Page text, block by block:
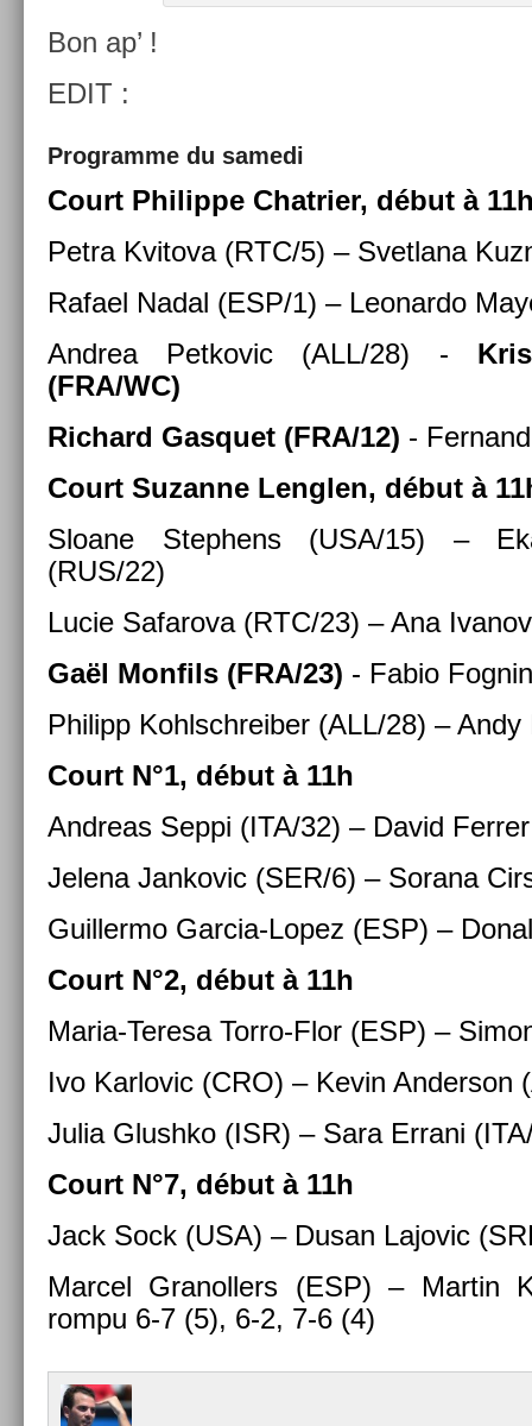
Bon ap’ !
EDIT :
Pro­gram­me du samedi
Court Philip­pe Chat­ri­er, début à
Petra Kvitova (RTC/5) – Svet­lana
Rafael Nadal (ESP/1) – Leonar­do
An­drea Pet­kovic (ALL/28) -
(FRA/WC)
Ric­hard Gas­quet (FRA/12) -
Court Suzan­ne Lengl­en, début à
Sloane Step­hens (USA/15) –
(RUS/22)
Lucie Safarova (RTC/23) – Ana
Gaël Mon­fils (FRA/23) - Fabio
Philipp Kohlschreib­er (ALL/28) –
Court N°1, début à 11h
An­dreas Seppi (ITA/32) – David
Jelena Jan­kovic (SER/6) – Sorana
Guil­lermo Garcia-Lopez (ESP) –
Court N°2, début à 11h
Maria-Teresa Torro-Flor (ESP) –
Ivo Kar­lovic (CRO) – Kevin An­der­son
Julia Glushko (ISR) – Sara Er­rani
Court N°7, début à 11h
Jack Sock (USA) – Dusan Lajovic
Mar­cel Granoll­ers (ESP) – Mar­tin
rompu 6-7 (5), 6-2, 7-6 (4)